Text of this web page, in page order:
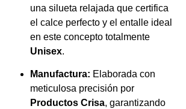
una silueta relajada que certifica
el calce perfecto y el entalle ideal
en este concepto totalmente
Unisex.
Manufactura: Elaborada con
meticulosa precisión por
Productos Crisa, garantizando